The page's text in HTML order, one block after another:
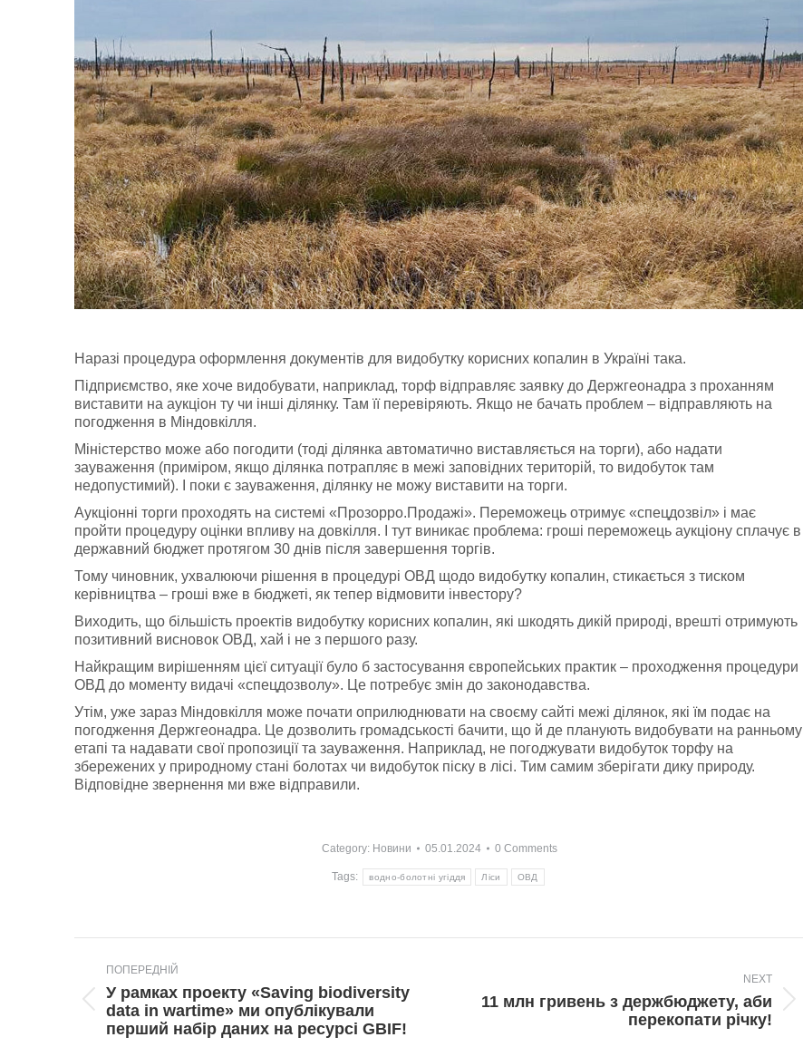
Наразі процедура оформлення документів для видобутку корисних копалин в Україні така.
Підприємство, яке хоче видобувати, наприклад, торф відправляє заявку до Держгеонадра з проханням
виставити на аукціон ту чи інші ділянку. Там її перевіряють. Якщо не бачать проблем – відправляють на
погодження в Міндовкілля.
Міністерство може або погодити (тоді ділянка автоматично виставляється на торги), або надати
зауваження (приміром, якщо ділянка потрапляє в межі заповідних територій, то видобуток там
недопустимий). І поки є зауваження, ділянку не можу виставити на торги.
Аукціонні торги проходять на системі «Прозорро.Продажі». Переможець отримує «спецдозвіл» і має
пройти процедуру оцінки впливу на довкілля. І тут виникає проблема: гроші переможець аукціону сплачує в
державний бюджет протягом 30 днів після завершення торгів.
Тому чиновник, ухвалюючи рішення в процедурі ОВД щодо видобутку копалин, стикається з тиском
керівництва – гроші вже в бюджеті, як тепер відмовити інвестору?
Виходить, що більшість проектів видобутку корисних копалин, які шкодять дикій природі, врешті отримують
позитивний висновок ОВД, хай і не з першого разу.
Найкращим вирішенням цієї ситуації було б застосування європейських практик – проходження процедури
ОВД до моменту видачі «спецдозволу». Це потребує змін до законодавства.
Утім, уже зараз Міндовкілля може почати оприлюднювати на своєму сайті межі ділянок, які їм подає на
погодження Держгеонадра. Це дозволить громадськості бачити, що й де планують видобувати на ранньому
етапі та надавати свої пропозиції та зауваження. Наприклад, не погоджувати видобуток торфу на
збережених у природному стані болотах чи видобуток піску в лісі. Тим самим зберігати дику природу.
Відповідне звернення ми вже відправили.
Category: Новини 05.01.2024 0 Comments
Tags: водно-болотні угіддя Ліси ОВД
navigation
ПОПЕРЕДНІЙ
Попередній
пост:
У рамках проекту «Saving biodiversity
data in wartime» ми опублікували
перший набір даних на ресурсі GBIF!
NEXT
Next
11 млн гривень з держбюджету, аби
перекопати річку!